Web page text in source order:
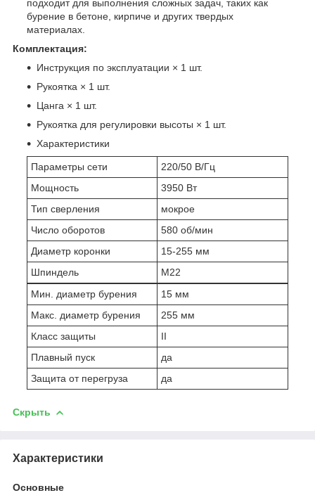
подходит для выполнения сложных задач, таких как
бурение в бетоне, кирпиче и других твердых
материалах.
Комплектация:
Инструкция по эксплуатации × 1 шт.
Рукоятка × 1 шт.
Цанга × 1 шт.
Рукоятка для регулировки высоты × 1 шт.
Характеристики
Параметры сети
220/50 В/Гц
Мощность
3950 Вт
Тип сверления
мокрое
Число оборотов
580 об/мин
Диаметр коронки
15-255 мм
Шпиндель
M22
Мин. диаметр бурения
15 мм
Макс. диаметр бурения
255 мм
Класс защиты
II
Плавный пуск
да
Защита от перегруза
да
Скрыть
Характеристики
Основные